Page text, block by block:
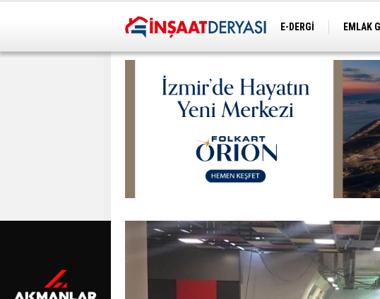
E-DERGİ EMLAK